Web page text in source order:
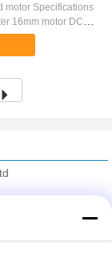
motor Specifications
16mm motor DC
40dB life time